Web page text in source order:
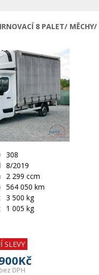
8 PALET/ MĚCHY/
308
8/2019
2 299 ccm
564 050 km
3 500 kg
1 005 kg
SLEVY
DPH